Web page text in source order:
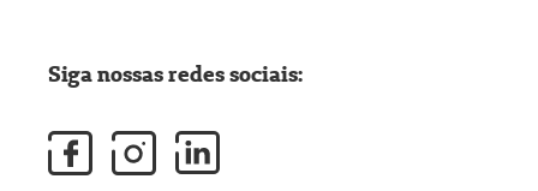
Siga nossas redes sociais: